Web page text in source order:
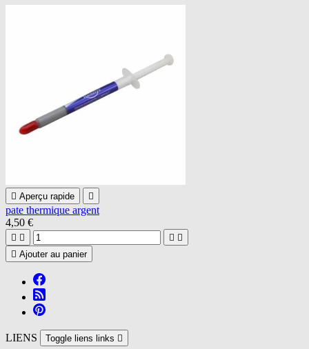
 Aperçu rapide 
pate thermique argent
4,50 €
   
 Ajouter au panier
LIENS Toggle liens links 